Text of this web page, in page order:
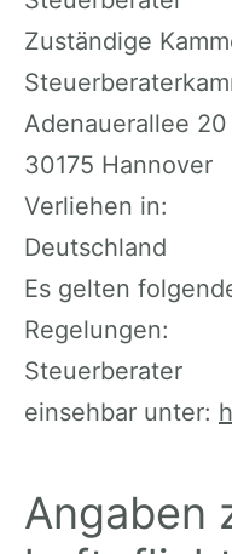
Zuständige
Adenauerallee 20
30175 Hannover
Verliehen in:
Deutschland
Es gelten
Regelungen:
Steuerberater
einsehbar unter:
Angaben